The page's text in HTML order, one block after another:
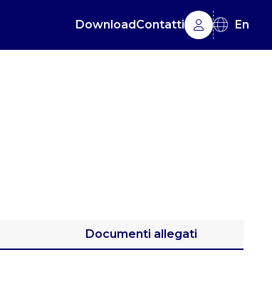
DownloadContatti En
Documenti allegati